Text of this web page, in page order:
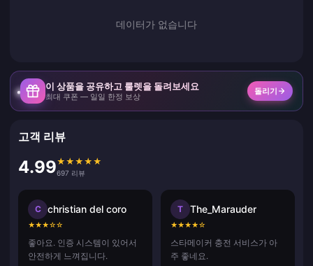
데이터가 없습니다
이 상품을 공유하고 룰렛을 돌려보세요
최대 쿠폰 — 일일 한정 보상
돌리기
고객 리뷰
4.99★ ★ ★ ★ ★
697 리뷰
C christian del coro
★★★☆☆
좋아요. 인증 시스템이 있어서
안전하게 느껴집니다.
T The_Marauder
★★★★☆
스타메이커 충전 서비스가 아
주 좋네요.